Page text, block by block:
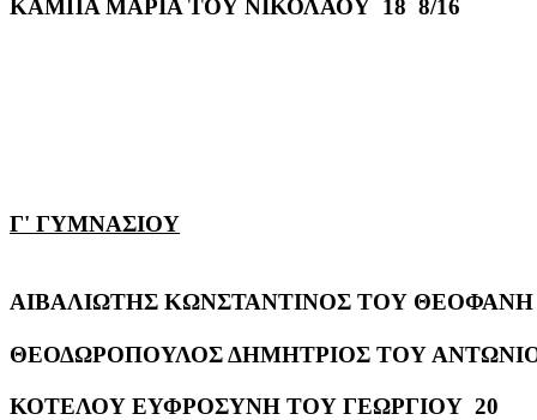
ΚΑΜΠΑ ΜΑΡΙΑ ΤΟΥ ΝΙΚΟΛΑΟΥ 18 8/16
Γ' ΓΥΜΝΑΣΙΟΥ
ΑΙΒΑΛΙΩΤΗΣ ΚΩΝΣΤΑΝΤΙΝΟΣ ΤΟΥ
ΘΕΟΔΩΡΟΠΟΥΛΟΣ ΔΗΜΗΤΡΙΟΣ ΤΟΥ
ΚΟΤΕΛΟΥ ΕΥΦΡΟΣΥΝΗ ΤΟΥ ΓΕΩΡΓΙΟΥ 20